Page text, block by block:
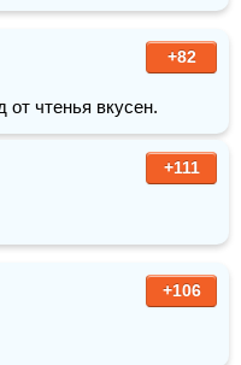
+82
от чтенья вкусен.
+111
+106